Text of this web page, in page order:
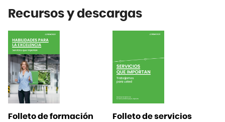
Recursos y descargas
Folleto de formación
Folleto de servicios